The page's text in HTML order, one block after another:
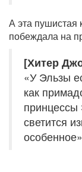
А эта пушистая
побеждала на
[Хитер
«У Эльзы
как
принцессы
светится